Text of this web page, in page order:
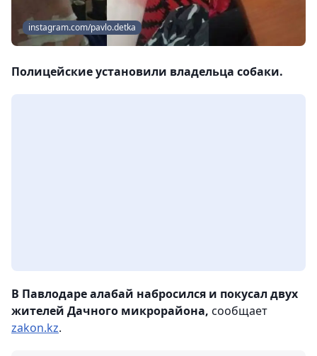
instagram.com/pavlo.detka
Полицейские установили владельца собаки.
В Павлодаре алабай набросился и покусал двух
жителей Дачного микрорайона, сообщает
zakon.kz.